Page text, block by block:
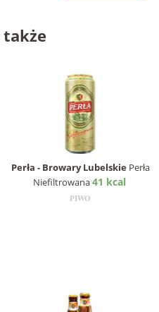
także
Perła - Browary Lubelskie Perła
Niefiltrowana41 kcal
PIWO